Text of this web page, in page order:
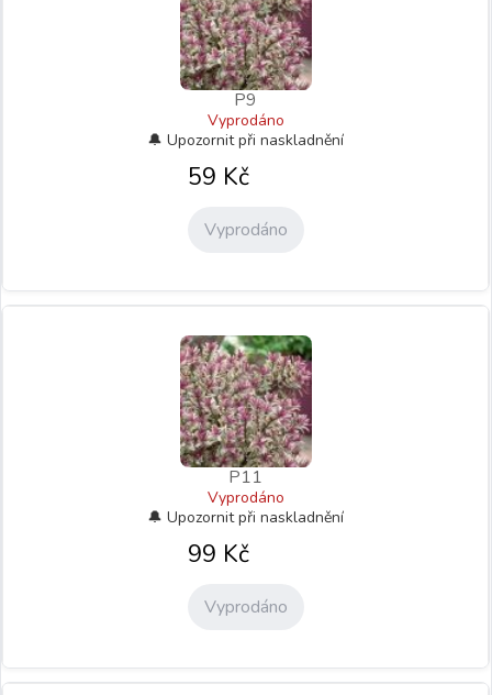
P9
Vyprodáno
59 Kč
Vyprodáno
P11
Vyprodáno
99 Kč
Vyprodáno